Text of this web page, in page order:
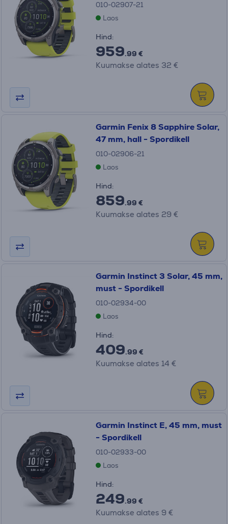
010-02907-21
Laos
Hind:
959.99 €
Kuumakse alates 32 €
Garmin Fenix 8 Sapphire Solar,
47 mm, hall - Spordikell
010-02906-21
Laos
Hind:
859.99 €
Kuumakse alates 29 €
Garmin Instinct 3 Solar, 45 mm,
must - Spordikell
010-02934-00
Laos
Hind:
409.99 €
Kuumakse alates 14 €
Garmin Instinct E, 45 mm, must
- Spordikell
010-02933-00
Laos
Hind:
249.99 €
Kuumakse alates 9 €